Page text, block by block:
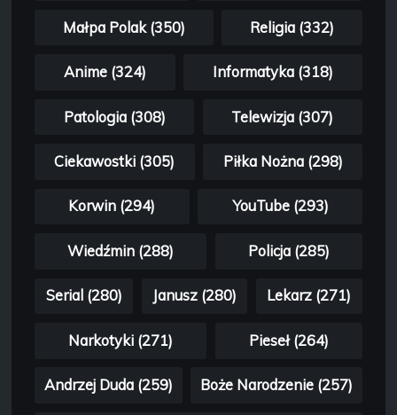
Małpa Polak (350) Religia (332)
Anime (324) Informatyka (318)
Patologia (308) Telewizja (307)
Ciekawostki (305) Piłka Nożna (298)
Korwin (294) YouTube (293)
Wiedźmin (288) Policja (285)
Serial (280) Janusz (280) Lekarz (271)
Narkotyki (271) Pieseł (264)
Andrzej Duda (259) Boże Narodzenie (257)